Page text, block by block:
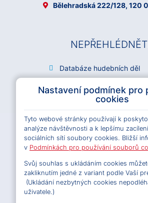
Nastavení podmínek pro
cookies
Tyto webové stránky používají k
analýze návštěvnosti a k lepšímu
sociálních sítí soubory cookies. Bližší
v Podmínkách pro používání souborů
Svůj souhlas s ukládáním cookies
zakliknutím jedné z variant podle Vaší
(Ukládání nezbytných cookies
uživatele.)
Bělehradská 222/128, 120
Databáze hudebních děl
Kariéra
Licenční podmínky e-
Pravidla ochrany osobních
Pravidla cookies
SLEDUJTE NÁS